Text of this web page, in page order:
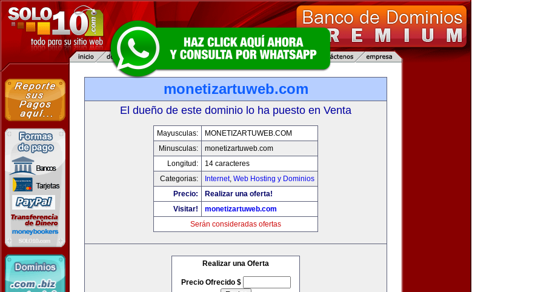
monetizartuweb.com
El dueño de este dominio lo ha puesto en Venta
Mayusculas:
MONETIZARTUWEB.COM
Minusculas:
monetizartuweb.com
Longitud:
14 caracteres
Categorias:
Internet, Web Hosting y Dominios
Precio:
Realizar una oferta!
Visitar!
monetizartuweb.com
Serán consideradas ofertas
Realizar una Oferta
Precio Ofrecido $